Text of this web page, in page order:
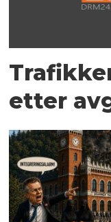
etter